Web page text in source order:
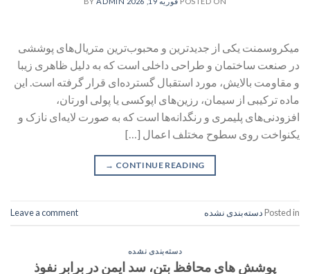
میکروسمنت یکی از جدیدترین و محبوب‌ترین متریال‌های پوششی
در صنعت ساختمان و طراحی داخلی است که به دلیل ظاهری زیبا
و مقاومت بالایش، مورد استقبال گسترده‌ای قرار گرفته است. این
ماده ترکیبی از سیمان، رزین‌های اپوکسی یا پولی اورتان،
افزودنی‌های پلیمری و رنگدانه‌ها است که به صورت لایه‌ای نازک و
یکنواخت روی سطوح مختلف اعمال […]
CONTINUE READING
→
Posted inدسته‌بندی نشده Leave a comment
دسته‌بندی نشده
پوشش های محافظ بتن، سد ایمن در برابر نفوذ